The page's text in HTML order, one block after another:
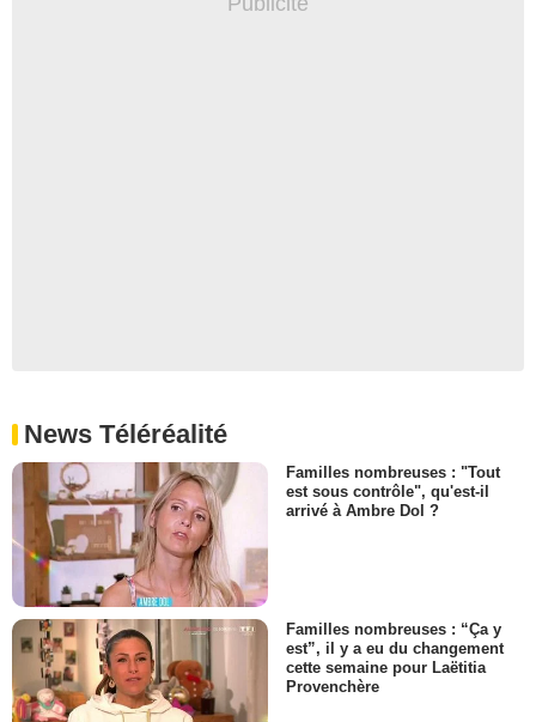
News Téléréalité
Familles nombreuses : "Tout
est sous contrôle", qu'est-il
arrivé à Ambre Dol ?
Familles nombreuses : “Ça y
est”, il y a eu du changement
cette semaine pour Laëtitia
Provenchère